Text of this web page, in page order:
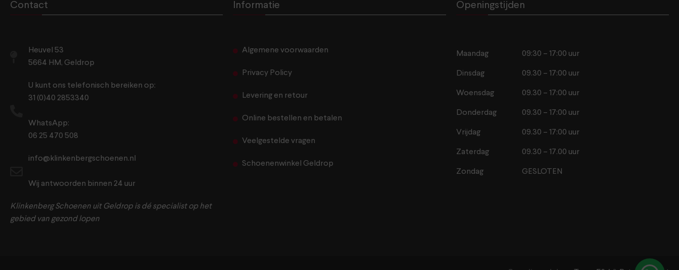
Contact
Heuvel 53
5664 HM, Geldrop
U kunt ons telefonisch bereiken op:
31 (0)40 2853340
WhatsApp:
06 25 470 508
info@klinkenbergschoenen.nl
Wij antwoorden binnen 24 uur
Klinkenberg Schoenen uit Geldrop is dé specialist op het
gebied van gezond lopen
Informatie
Algemene voorwaarden
Privacy Policy
Levering en retour
Online bestellen en betalen
Veelgestelde vragen
Schoenenwinkel Geldrop
Openingstijden
Maandag 09:30 – 17:00 uur
Dinsdag 09.30 – 17:00 uur
Woensdag 09.30 – 17:00 uur
Donderdag 09.30 – 17:00 uur
Vrijdag 09.30 – 17:00 uur
Zaterdag 09.30 – 17.00 uur
Zondag GESLOTEN